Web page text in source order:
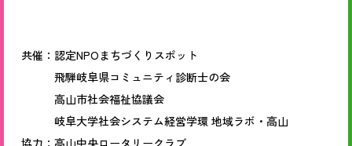
共催：認定NPOまちづくりスポット
飛騨岐阜県コミュニティ診断士の会
高山市社会福祉協議会
岐阜大学社会システム経営学環 地域ラボ・高山